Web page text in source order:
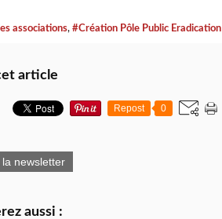
associations, #Création Pôle Public Eradication
article
Repost 0
newsletter
aussi :